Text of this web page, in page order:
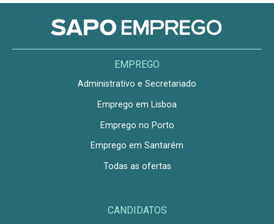
EMPREGO
Administrativo e Secretariado
Emprego em Lisboa
Emprego no Porto
Emprego em Santarém
Todas as ofertas
CANDIDATOS